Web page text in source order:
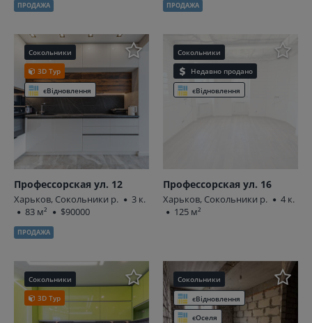
ПРОДАЖА ПРОДАЖА
Сокольники
3D Тур
єВідновлення
Профессорская ул. 12
Харьков, Сокольники р.
3 к.
83 м²
$90000
ПРОДАЖА
Сокольники
Недавно продано
єВідновлення
Профессорская ул. 16
Харьков, Сокольники р.
4 к.
125 м²
Сокольники
3D Тур
Сокольники
єВідновлення
єОселя